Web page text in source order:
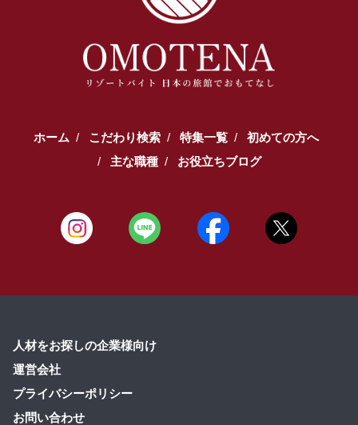
ホーム こだわり検索 特集一覧
初めての方へ
主な職種
お役立ちブログ
人材をお探しの企業様向け
運営会社
プライバシーポリシー
お問い合わせ